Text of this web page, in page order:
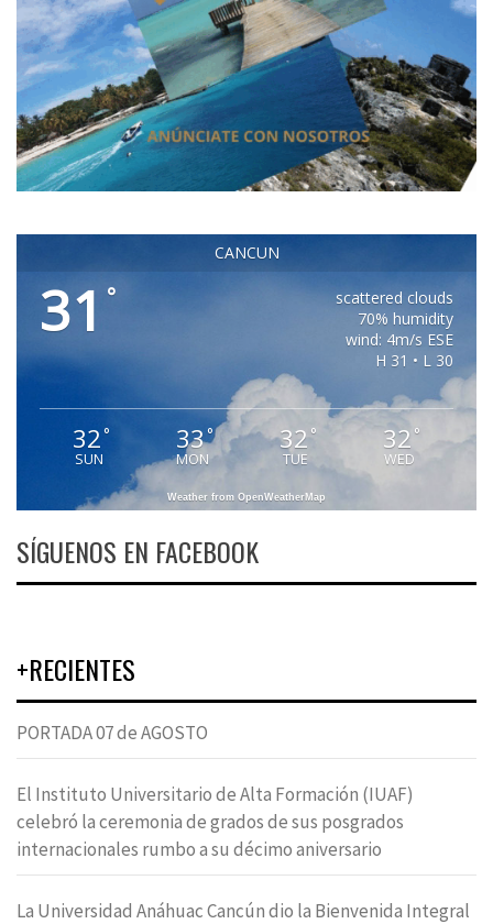
CANCUN
31 °
scattered clouds
70% humidity
wind: 4m/s ESE
H 31 • L 30
32°
SUN
33°
MON
32 °
TUE
32 °
WED
Weather from OpenWeatherMap
SÍGUENOS EN FACEBOOK
+RECIENTES
PORTADA 07 de AGOSTO
El Instituto Universitario de Alta Formación (IUAF)
celebró la ceremonia de grados de sus posgrados
internacionales rumbo a su décimo aniversario
La Universidad Anáhuac Cancún dio la Bienvenida Integral